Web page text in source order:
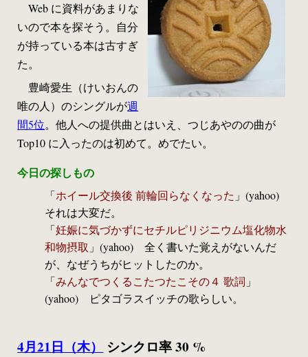
Web に資料があまりな
いので本を探そう。自分
が持っている本は古すぎ
た。
豊崎愛生（けいおんの
唯の人）のシングルが週
間5位。他人への提供曲とはいえ、つじあやのの曲が
Top10 に入ったのは初めて。めでたい。
今日の探しもの
「ホイール交換後 前輪回らなくなった 」(yahoo)
それは大変だ。
「妊娠に気づかずにセチルピリジニウム塩化物水
和物摂取 」(yahoo) 全く書いた覚えがないんだ
が、なぜうちがヒットしたのか。
「みんなでつくるこたつたこその４ 歌詞 」
(yahoo) ピタゴラスイッチの歌らしい。
4月21日（木） シンクロ率 30 %